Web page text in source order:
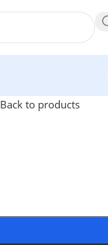
Back to products